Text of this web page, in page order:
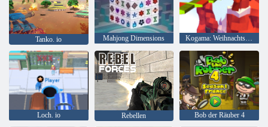
Tanko. io Mahjong Dimensions Kogama: Weihnachtsparkour
Loch. io Rebellen Bob der Räuber 4